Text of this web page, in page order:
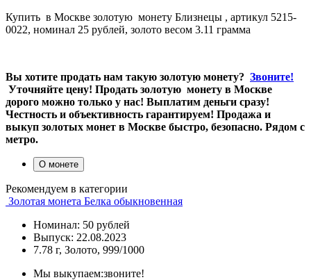
Купить в Москве золотую монету Близнецы , артикул 5215-
0022, номинал 25 рублей, золото весом 3.11 грамма
Вы хотите продать нам такую золотую монету? Звоните!
Уточняйте цену! Продать золотую монету в Москве
дорого можно только у нас! Выплатим деньги сразу!
Честность и объективность гарантируем! Продажа и
выкуп золотых монет в Москве быстро, безопасно. Рядом с
метро.
О монете
Рекомендуем в категории
Золотая монета Белка обыкновенная
Номинал: 50 рублей
Выпуск: 22.08.2023
7.78 г, Золото, 999/1000
Мы выкупаем:звоните!